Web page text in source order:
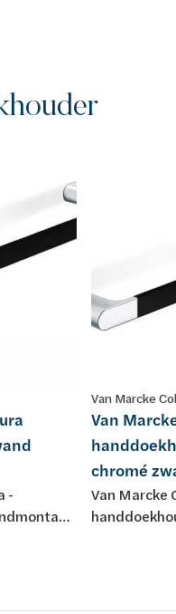
-
Van Marcke
Van
chromé
Van Marcke